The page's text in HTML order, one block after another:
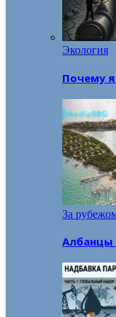
Экология
Почему
За
Албанцы